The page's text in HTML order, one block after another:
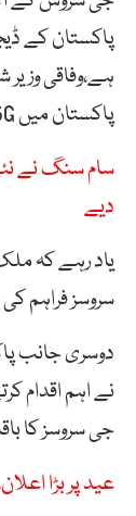
ہے،وفاقی
پاکستان میں 5G کی راہ ہموار ہوئی۔
سام سنگ نے
دیے
یاد رہے کہ
سروسز فراہم
دوسری جانب
نے اہم اقدام
جی سروسز کا
عید پر بڑا